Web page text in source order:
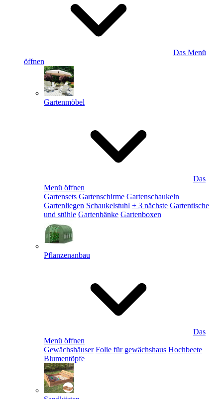
Das Menü
öffnen
Gartenmöbel
Das
Menü öffnen
Gartensets Gartenschirme Gartenschaukeln
Gartenliegen Schaukelstuhl + 3 nächste Gartentische
und stühle Gartenbänke Gartenboxen
Pflanzenanbau
Das
Menü öffnen
Gewächshäuser Folie für gewächshaus Hochbeete
Blumentöpfe